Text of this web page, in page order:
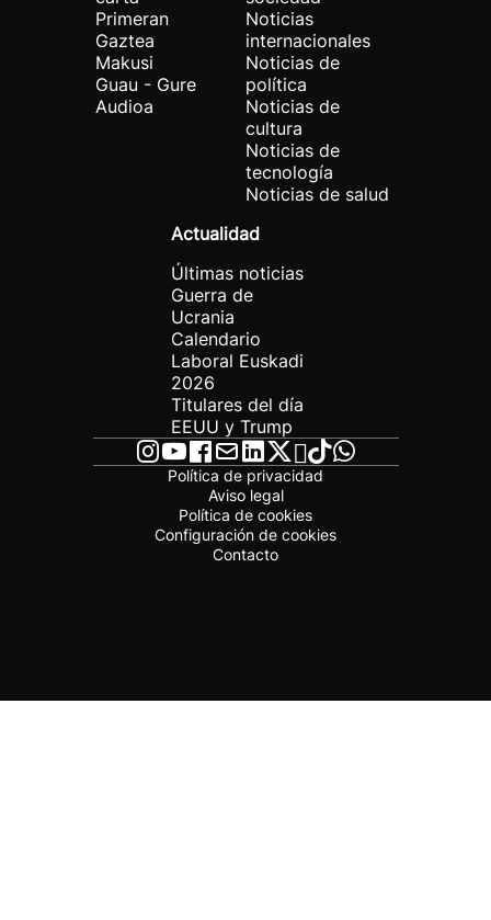
Primeran
Gaztea
Makusi
Guau - Gure
Audioa
Noticias
internacionales
Noticias de
política
Noticias de
cultura
Noticias de
tecnología
Noticias de salud
Actualidad
Últimas noticias
Guerra de
Ucrania
Calendario
Laboral Euskadi
2026
Titulares del día
EEUU y Trump
Política de privacidad
Aviso legal
Política de cookies
Configuración de cookies
Contacto